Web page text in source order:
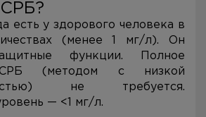
есть у здорового человека в
(менее 1 мг/л). Он
функции. Полное
СРБ (методом с низкой
не требуется.
— <1 мг/л.